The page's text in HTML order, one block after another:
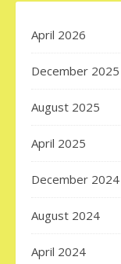
April 2026
December 2025
August 2025
April 2025
December 2024
August 2024
April 2024